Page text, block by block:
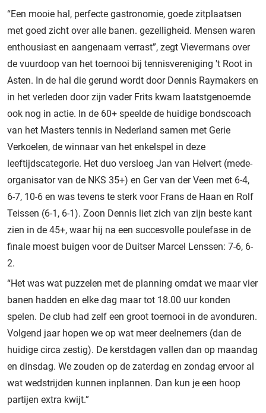
“Een mooie hal, perfecte gastronomie, goede zitplaatsen
met goed zicht over alle banen. gezelligheid. Mensen waren
enthousiast en aangenaam verrast”, zegt Vievermans over
de vuurdoop van het toernooi bij tennisvereniging 't Root in
Asten. In de hal die gerund wordt door Dennis Raymakers en
in het verleden door zijn vader Frits kwam laatstgenoemde
ook nog in actie. In de 60+ speelde de huidige bondscoach
van het Masters tennis in Nederland samen met Gerie
Verkoelen, de winnaar van het enkelspel in deze
leeftijdscategorie. Het duo versloeg Jan van Helvert (mede-
organisator van de NKS 35+) en Ger van der Veen met 6-4,
6-7, 10-6 en was tevens te sterk voor Frans de Haan en Rolf
Teissen (6-1, 6-1). Zoon Dennis liet zich van zijn beste kant
zien in de 45+, waar hij na een succesvolle poulefase in de
finale moest buigen voor de Duitser Marcel Lenssen: 7-6, 6-
2.
“Het was wat puzzelen met de planning omdat we maar vier
banen hadden en elke dag maar tot 18.00 uur konden
spelen. De club had zelf een groot toernooi in de avonduren.
Volgend jaar hopen we op wat meer deelnemers (dan de
huidige circa zestig). De kerstdagen vallen dan op maandag
en dinsdag. We zouden op de zaterdag en zondag ervoor al
wat wedstrijden kunnen inplannen. Dan kun je een hoop
partijen extra kwijt.”